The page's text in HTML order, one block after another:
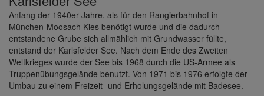
Anfang der 1940er Jahre, als für den Rangierbahnhof in
München-Moosach Kies benötigt wurde und die dadurch
entstandene Grube sich allmählich mit Grundwasser füllte,
entstand der Karlsfelder See. Nach dem Ende des Zweiten
Weltkrieges wurde der See bis 1968 durch die US-Armee als
Truppenübungsgelände benutzt. Von 1971 bis 1976 erfolgte der
Umbau zu einem Freizeit- und Erholungsgelände mit Badesee.